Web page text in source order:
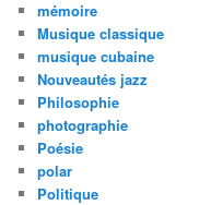
mémoire
Musique classique
musique cubaine
Nouveautés jazz
Philosophie
photographie
Poésie
polar
Politique